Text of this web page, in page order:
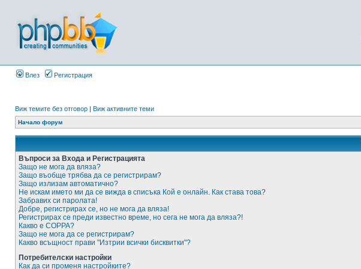
Влез Регистрация
Виж темите без отговор | Виж активните теми
Начало форум
Въпроси за Входа и Регистрацията
Защо не мога да вляза?
Защо въобще трябва да се регистрирам?
Защо излизам автоматично?
Не искам името ми да се вижда в списъка Кой е онлайн. Как става това?
Забравих си паролата!
Добре, регистрирах се, но не мога да вляза!
Регистрирах се преди известно време, но сега не мога да вляза?!
Какво е COPPA?
Защо не мога да се регистрирам?
Какво всъщност прави "Изтрии всички бисквитки"?
Потребителски настройки
Как да си променя настройките?